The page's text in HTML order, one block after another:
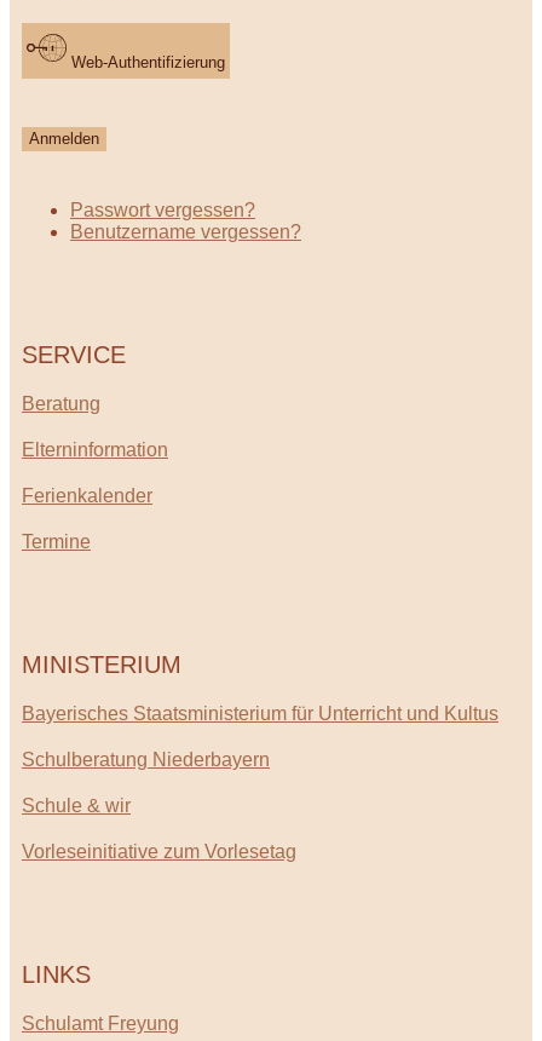
Web-Authentifizierung
Anmelden
Passwort vergessen?
Benutzername vergessen?
SERVICE
Beratung
Elterninformation
Ferienkalender
Termine
MINISTERIUM
Bayerisches Staatsministerium für Unterricht und Kultus
Schulberatung Niederbayern
Schule & wir
Vorleseinitiative zum Vorlesetag
LINKS
Schulamt Freyung